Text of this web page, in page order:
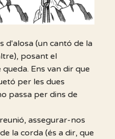
d'alosa (un cantó de la
posant el
Ens van dir que
per les dues
passa per dins de
assegurar-nos
la corda (és a dir, que